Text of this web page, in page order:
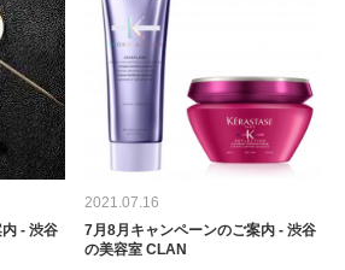
- 渋谷
2021.07.16
7月8月キャンペーンのご案内 - 渋谷
の美容室 CLAN